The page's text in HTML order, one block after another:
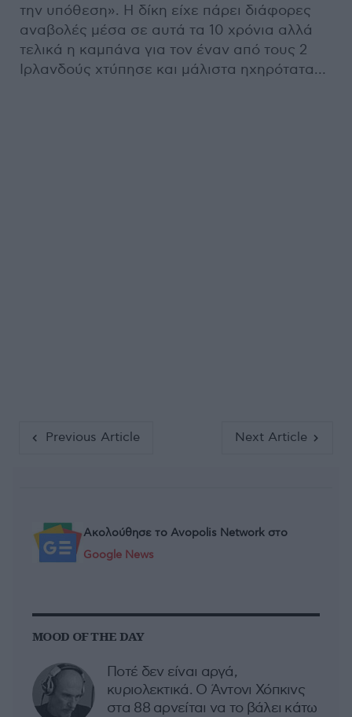
την υπόθεση». Η δίκη είχε πάρει διάφορες
αναβολές μέσα σε αυτά τα 10 χρόνια αλλά
τελικά η καμπάνα για τον έναν από τους 2
Ιρλανδούς χτύπησε και μάλιστα ηχηρότατα…
Previous Article Next Article
Ακολούθησε το Avopolis Network στο
Google News
MOOD OF THE DAY
Ποτέ δεν είναι αργά,
κυριολεκτικά. Ο Άντονι Χόπκινς
στα 88 αρνείται να το βάλει κάτω